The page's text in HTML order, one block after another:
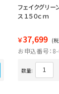
フェイクグリ
ス１５０ｃｍ
￥37,699 (
お申込番号：
数量: